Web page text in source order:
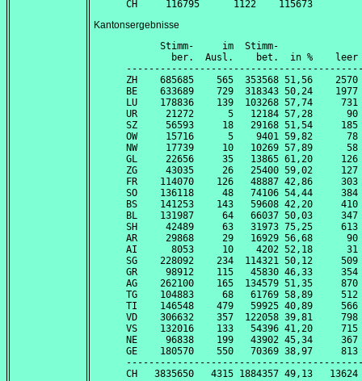
Kantonsergebnisse
Stimm-     im  Stimm-
ber.  Ausl.    bet.  in %
ZH    685685    565  353568 51,56
BE    633689    729  318343 50,24
LU    178836    139  103268 57,74
UR     21272      5   12184 57,28
SZ     56593     18   29168 51,54
OW     15716      5    9401 59,82
NW     17739     10   10269 57,89
GL     22656     35   13865 61,20
ZG     43035     26   25400 59,02
FR    114070    126   48887 42,86
SO    136118     48   74106 54,44
BS    141253    143   59608 42,20
BL    131987     64   66037 50,03
SH     42489     63   31973 75,25
AR     29868     29   16929 56,68
AI      8053     10    4202 52,18
SG    228092    234  114321 50,12
GR     98912    115   45830 46,33
AG    262100    165  134579 51,35
TG    104883     68   61769 58,89
TI    146548    479   59925 40,89
VD    306632    357  122058 39,81
VS    132016    133   54396 41,20
NE     96838    199   43902 45,34
GE    180570    550   70369 38,97
CH   3835650   4315 1884357 49,13